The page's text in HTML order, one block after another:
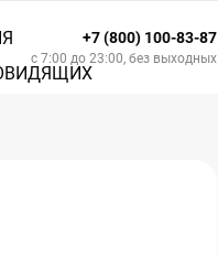
+7 (800) 100-83-87
с 7:00 до 23:00, без выходных